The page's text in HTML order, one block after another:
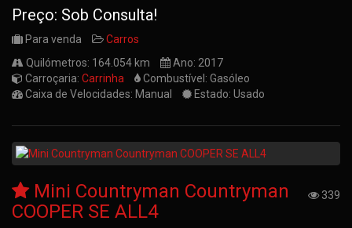
Preço: Sob Consulta!
Para venda
Carros
Quilómetros: 164.054 km
Ano: 2017
Carroçaria: Carrinha
Combustível: Gasóleo
Caixa de Velocidades: Manual
Estado: Usado
339
Mini Countryman Countryman
COOPER SE ALL4